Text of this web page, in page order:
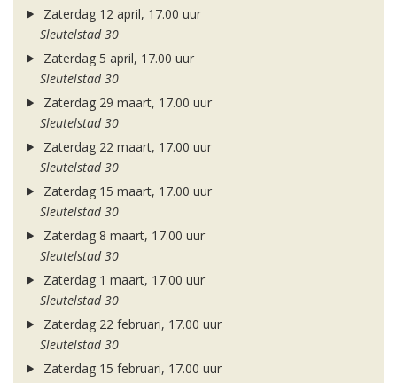
Zaterdag 12 april, 17.00 uur
Sleutelstad 30
Zaterdag 5 april, 17.00 uur
Sleutelstad 30
Zaterdag 29 maart, 17.00 uur
Sleutelstad 30
Zaterdag 22 maart, 17.00 uur
Sleutelstad 30
Zaterdag 15 maart, 17.00 uur
Sleutelstad 30
Zaterdag 8 maart, 17.00 uur
Sleutelstad 30
Zaterdag 1 maart, 17.00 uur
Sleutelstad 30
Zaterdag 22 februari, 17.00 uur
Sleutelstad 30
Zaterdag 15 februari, 17.00 uur